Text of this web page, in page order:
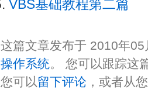
VBS基础教程第二篇
这篇文章发布于 2010年
操作系统。 您可以跟踪这
您可以留下评论 ，或者从